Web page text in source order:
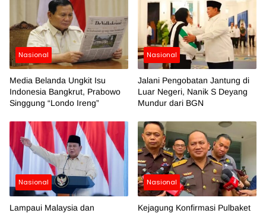
Nasional
Media Belanda Ungkit Isu
Indonesia Bangkrut, Prabowo
Singgung “Londo Ireng”
Nasional
Jalani Pengobatan Jantung di
Luar Negeri, Nanik S Deyang
Mundur dari BGN
Nasional
Lampaui Malaysia dan
Nasional
Kejagung Konfirmasi Pulbaket